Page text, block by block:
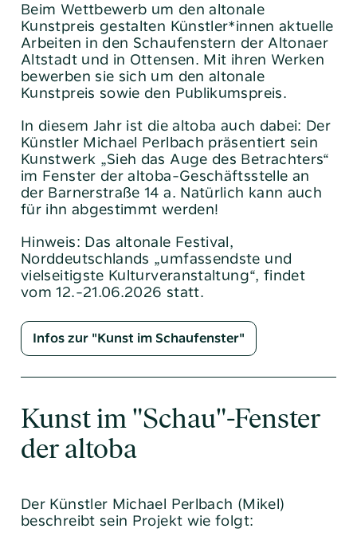
Tel:
040 / 38 90 10 – 0
E-Mail:
post@altoba.de
Wunschtermin vereinbaren
Beim Wettbewerb um den altonale
Kunstpreis gestalten Künstler*innen aktuelle
Arbeiten in den Schaufenstern der Altonaer
Altstadt und in Ottensen. Mit ihren Werken
bewerben sie sich um den altonale
Kunstpreis sowie den Publikumspreis.
In diesem Jahr ist die altoba auch dabei: Der
Künstler Michael Perlbach präsentiert sein
Kunstwerk „Sieh das Auge des Betrachters“
im Fenster der altoba-Geschäftsstelle an
der Barnerstraße 14 a. Natürlich kann auch
für ihn abgestimmt werden!
Hinweis: Das altonale Festival,
Norddeutschlands „umfassendste und
vielseitigste Kulturveranstaltung“, findet
vom 12.-21.06.2026 statt.
Infos zur "Kunst im Schaufenster"
Kunst im "Schau"-Fenster
der altoba
Der Künstler Michael Perlbach (Mikel)
beschreibt sein Projekt wie folgt: